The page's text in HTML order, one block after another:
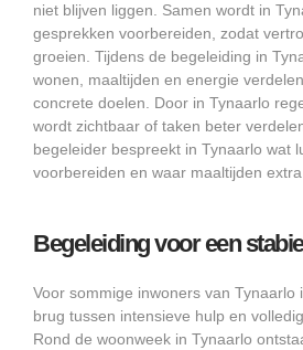
niet blijven liggen. Samen wordt in
gesprekken voorbereiden, zodat
groeien. Tijdens de begeleiding in
wonen, maaltijden en energie
concrete doelen. Door in Tynaarlo
wordt zichtbaar of taken beter
begeleider bespreekt in Tynaarlo wat
voorbereiden en waar maaltijden
Begeleiding voor een
Voor sommige inwoners van Tynaarlo
brug tussen intensieve hulp en
Rond de woonweek in Tynaarlo